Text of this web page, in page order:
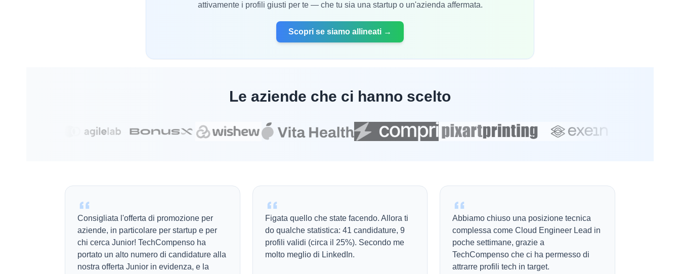
attivamente i profili giusti per te — che tu sia una startup o un'azienda affermata.
Scopri se siamo allineati →
Le aziende che ci hanno scelto
Consigliata l'offerta di promozione per
aziende, in particolare per startup e per
chi cerca Junior! TechCompenso ha
portato un alto numero di candidature alla
nostra offerta Junior in evidenza, e la
Figata quello che state facendo. Allora ti
do qualche statistica: 41 candidature, 9
profili validi (circa il 25%). Secondo me
molto meglio di LinkedIn.
Abbiamo chiuso una posizione tecnica
complessa come Cloud Engineer Lead in
poche settimane, grazie a
TechCompenso che ci ha permesso di
attrarre profili tech in target.